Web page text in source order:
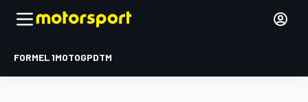
FORMEL 1MOTOGPDTM